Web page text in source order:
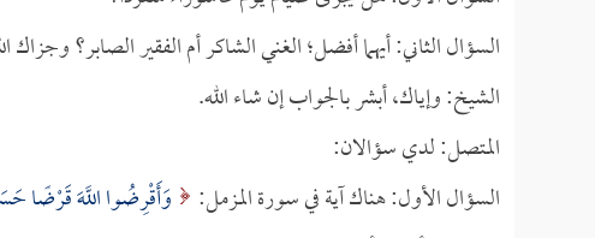
السؤال الثاني: أيهما أفضل؛ الغني الشاكر أم الفقير الصابر؟ وجزاك
الشيخ: وإياك، أبشر بالجواب إن شاء الله.
المتصل: لدي سؤالان:
السؤال الأول: هناك آية في سورة المزمل:
وَأَقْرِضُوا اللَّهَ قَرْضًا